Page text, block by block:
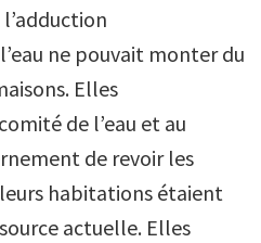
ne pouvait monter du
Elles
de l’eau et au
de revoir les
habitations étaient
actuelle. Elles